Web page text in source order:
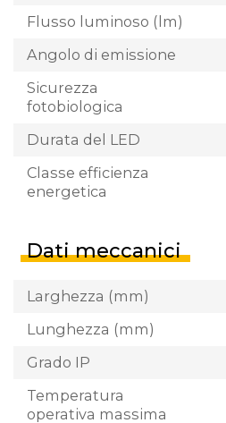
Flusso luminoso (lm)
Angolo di emissione
Sicurezza
fotobiologica
Durata del LED
Classe efficienza
energetica
Dati meccanici
Larghezza (mm)
Lunghezza (mm)
Grado IP
Temperatura
operativa massima